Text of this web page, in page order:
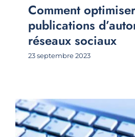
Comment
publications
réseaux sociaux
23 septembre 2023